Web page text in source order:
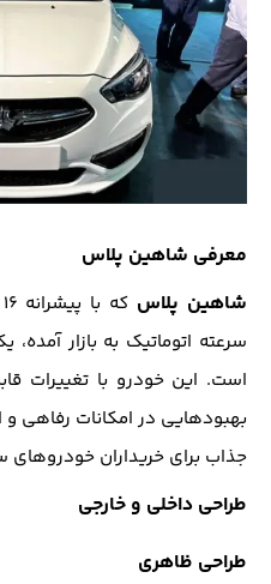
معرفی شاهین پلاس
شاهین پلاس
سرعته اتوماتیک به بازار
است. این خودرو با تغییرات
بهبودهایی در امکانات رفاهی و
جذاب برای خریداران
طراحی داخلی و خارجی
طراحی ظاهری